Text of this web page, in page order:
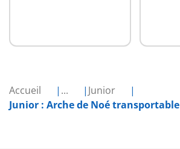
Accueil ...
Junior
Junior : Arche de Noé transportable